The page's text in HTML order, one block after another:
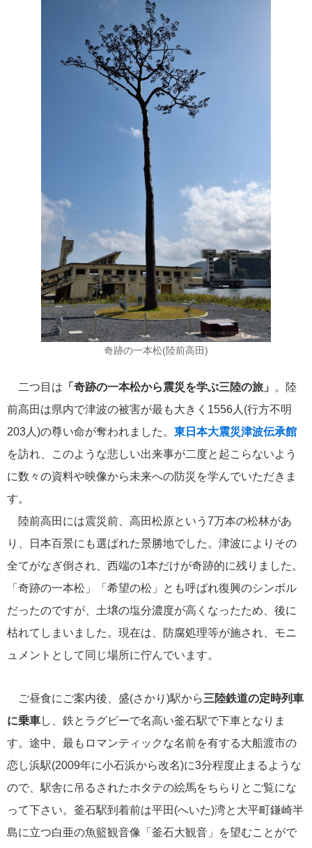
奇跡の一本松(陸前高田)
二つ目は 「 奇跡の一本松から震災を学ぶ三陸の旅」 。陸
前高田は県内で津波の被害が最も大きく1556人(行方不明
203人)の尊い命が奪われました。 東日本大震災津波伝承館
を訪れ、このような悲しい出来事が二度と起こらないよう
に数々の資料や映像から未来への防災を学んでいただきま
す。
陸前高田には震災前、高田松原という7万本の松林があ
り、日本百景にも選ばれた景勝地でした。津波によりその
全てがなぎ倒され、西端の1本だけが奇跡的に残りました。
「奇跡の一本松」「希望の松」とも呼ばれ復興のシンボル
だったのですが、土壌の塩分濃度が高くなったため、後に
枯れてしまいました。現在は、防腐処理等が施され、モニ
ュメントとして同じ場所に佇んでいます。
ご昼食にご案内後、盛(さかり)駅から三陸鉄道の定時列車
に乗車し、鉄とラグビーで名高い釜石駅で下車となりま
す。途中、最もロマンティックな名前を有する大船渡市の
恋し浜駅(2009年に小石浜から改名)に3分程度止まるような
ので、駅舎に吊るされたホタテの絵馬をちらりとご覧にな
って下さい。釜石駅到着前は平田(へいた)湾と大平町鎌崎半
島に立つ白亜の魚籃観音像「釜石大観音」を望むことがで
MITSUI OCEAN CRUISES
シルバーシー・クルーズ
ノルウェージャン・クルーズ
コスタ・クルーズ
セレブリティ・クルーズ
スーパースターヴァーゴ
ポール・ゴーギャン・クルーズ
寄港地での過ごし方
シーボーン・クルーズ
ニューイヤークルーズ
リンク集
クルーズ TOP
クルーズ説明会
ディズニー・クルーズへの旅 TOP
音楽・美術の旅 TOP
[ブログ] 一期一会 ～ 音楽・美術の旅スタッフブログ
[ブログ] 感動への旅スタッフブログ
海外出張/法人サービス
海外出張関連情報
郵船トラベル TOP
郵船トラベルUSA（ニューヨーク）